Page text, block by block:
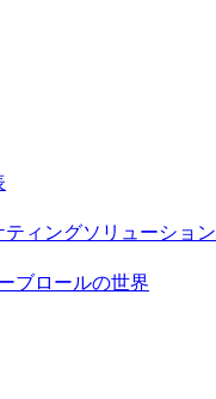
ィングソリューション
ブロールの世界